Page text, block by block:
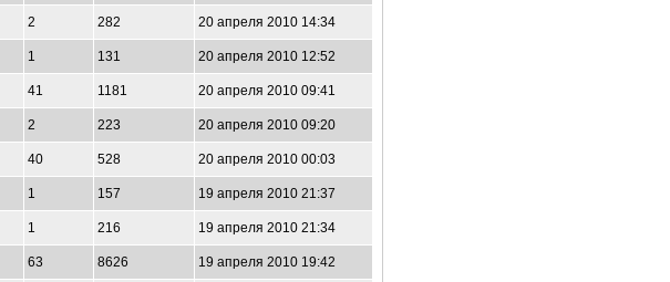
2 282 20 апреля 2010 14:34
1 131 20 апреля 2010 12:52
41 1181 20 апреля 2010 09:41
2 223 20 апреля 2010 09:20
40 528 20 апреля 2010 00:03
1 157 19 апреля 2010 21:37
1 216 19 апреля 2010 21:34
63 8626 19 апреля 2010 19:42